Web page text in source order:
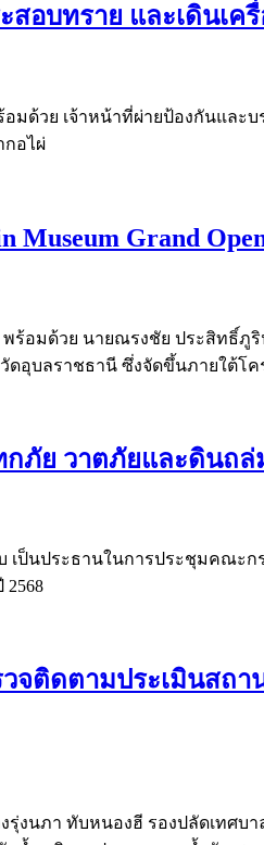
อบทราย และเดินเ
ด้วย เจ้าหน้าที่ผ่ายป้องกันและ
อไผ่
Grand
พร้อมด้วย นายณรงชัย ประสิทธิ์
วัดอุบลราชธานี ซึ่งจัดขึ้นภายใ
กภัย วาตภัยและดินถล่
บ เป็นประธานในการประชุมค
จติดตามประเมินสถ
รุ่งนภา ทับหนองฮี รองปลัดเทศ